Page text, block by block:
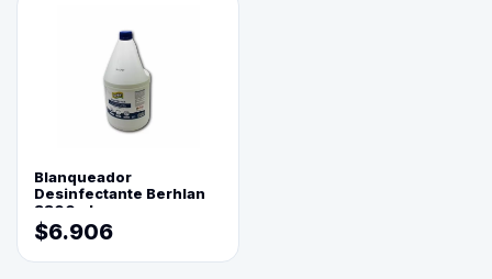
Blanqueador
Desinfectante Berhlan
3800ml
$6.906